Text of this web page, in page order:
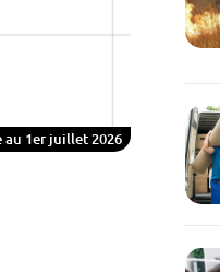
au 1er juillet 2026